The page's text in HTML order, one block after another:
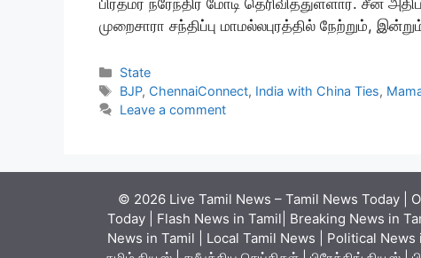
பிரதமர் நரேந்திர மோடி தெரிவித்துள்ளார். சீன
முறைசாரா சந்திப்பு மாமல்லபுரத்தில் நேற்றும்,
Categories
State
Tags
BJP, ChennaiConnect, India with China Ties,
Leave a comment
© 2026 Live Tamil News – Tamil News Today |
Today | Flash News in Tamil| Breaking News in
News in Tamil | Local Tamil News | Political